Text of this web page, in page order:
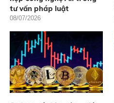
tư vấn pháp luật
08/07/2026